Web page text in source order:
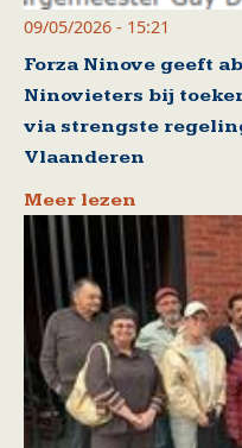
09/05/2026 - 15:21
Forza Ninove geeft
Ninovieters bij
via strengste
Vlaanderen
Meer lezen